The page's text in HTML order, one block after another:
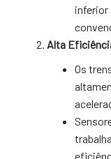
inferior
Alta
Os